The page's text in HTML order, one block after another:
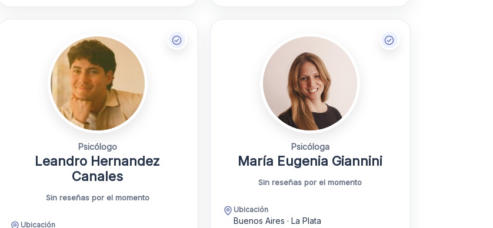
Psicólogo
Leandro Hernandez
Canales
Sin reseñas por el momento
Ubicación
Psicóloga
María Eugenia Giannini
Sin reseñas por el momento
Ubicación
Buenos Aires · La Plata